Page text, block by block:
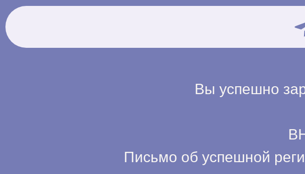
Вы успешно
Письмо об успешной